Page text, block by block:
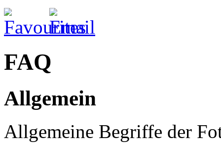
FAQ
Allgemein
Allgemeine Begriffe der